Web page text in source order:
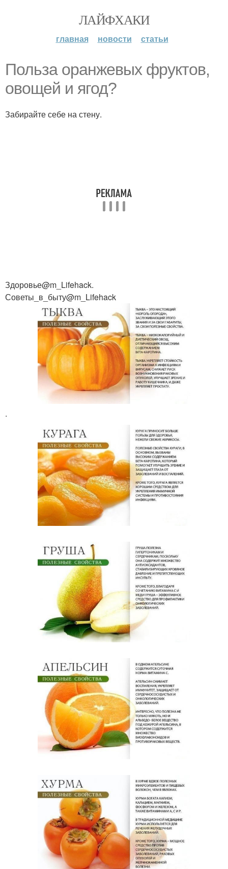
ЛАЙФХАКИ
главная новости статьи
Польза оранжевых фруктов,
овощей и ягод?
Забирайте себе на стену.
Здоровье@m_Lifehack.
Советы_в_быту@m_Lifehack
.